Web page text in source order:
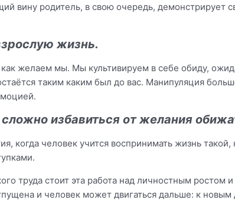
вину родитель, в свою очередь, демонстрирует
жизнь.
желаем мы. Мы культивируем в себе обиду,
таким каким был до вас. Манипуляция
избавиться от желания
когда человек учится воспринимать жизнь
труда стоит эта работа над личностным ростом
и человек может двигаться дальше: к